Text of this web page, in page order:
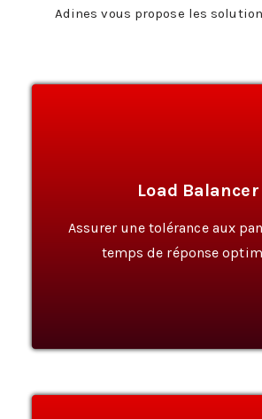
Adines vous propose les
Load Balancer
Assurer une tolérance aux
temps de réponse